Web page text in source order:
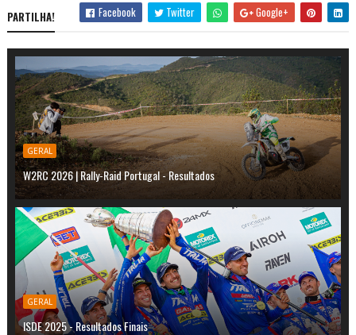
PARTILHA! Facebook Twitter Google+
GERAL
W2RC 2026 | Rally-Raid Portugal - Resultados
GERAL
ISDE 2025 - Resultados Finais